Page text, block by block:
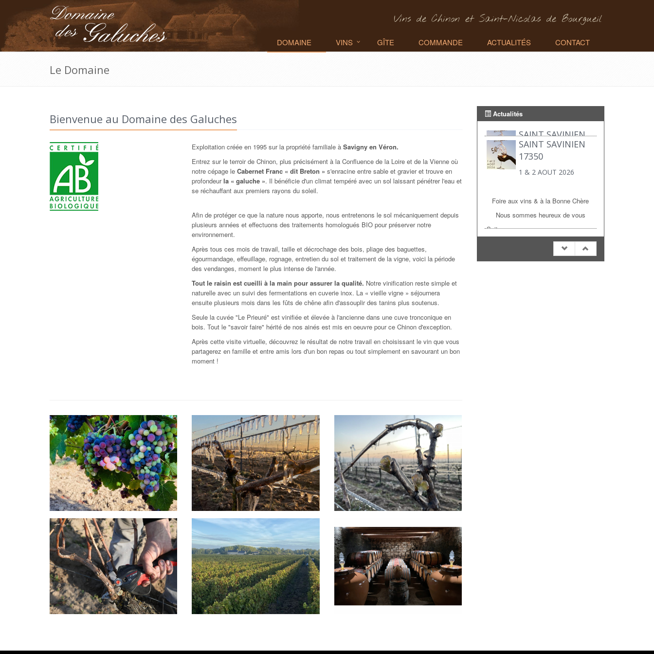
Vins de Chinon et Saint-Nicolas de Bourgueil
DOMAINE VINS GÎTE COMMANDE ACTUALITÉS CONTACT
Le Domaine
Bienvenue au Domaine des Galuches
Exploitation créée en 1995 sur la propriété familiale àSavigny en Véron.
Entrez sur le terroir de Chinon, plus précisément à la Confluence de la Loire et de la Vienne où
notre cépage leCabernet Franc « dit Breton » s'enracine entre sable et gravier et trouve en
profondeurla « galuche ». Il bénéficie d'un climat tempéré avec un sol laissant pénétrer l'eau et
se réchauffant aux premiers rayons du soleil.
Afin de protéger ce que la nature nous apporte, nous entretenons le sol mécaniquement depuis
plusieurs années et effectuons des traitements homologués BIO pour préserver notre
environnement.
Après tous ces mois de travail, taille et décrochage des bois, pliage des baguettes,
égourmandage, effeuillage, rognage, entretien du sol et traitement de la vigne, voici la période
des vendanges, moment le plus intense de l'année.
Tout le raisin est cueilli à la main pour assurer la qualité. Notre vinification reste simple et
naturelle avec un suivi des fermentations en cuverie inox. La « vieille vigne » séjournera
ensuite plusieurs mois dans les fûts de chêne afin d'assouplir des tanins plus soutenus.
Seule la cuvée "Le Prieuré" est vinifiée et élevée à l'ancienne dans une cuve tronconique en
bois. Tout le "savoir faire" hérité de nos ainés est mis en oeuvre pour ce Chinon d'exception.
Après cette visite virtuelle, découvrez le résultat de notre travail en choisissant le vin que vous
partagerez en famille et entre amis lors d'un bon repas ou tout simplement en savourant un bon
moment !
Actualités
SAINT SAVINIEN
17350